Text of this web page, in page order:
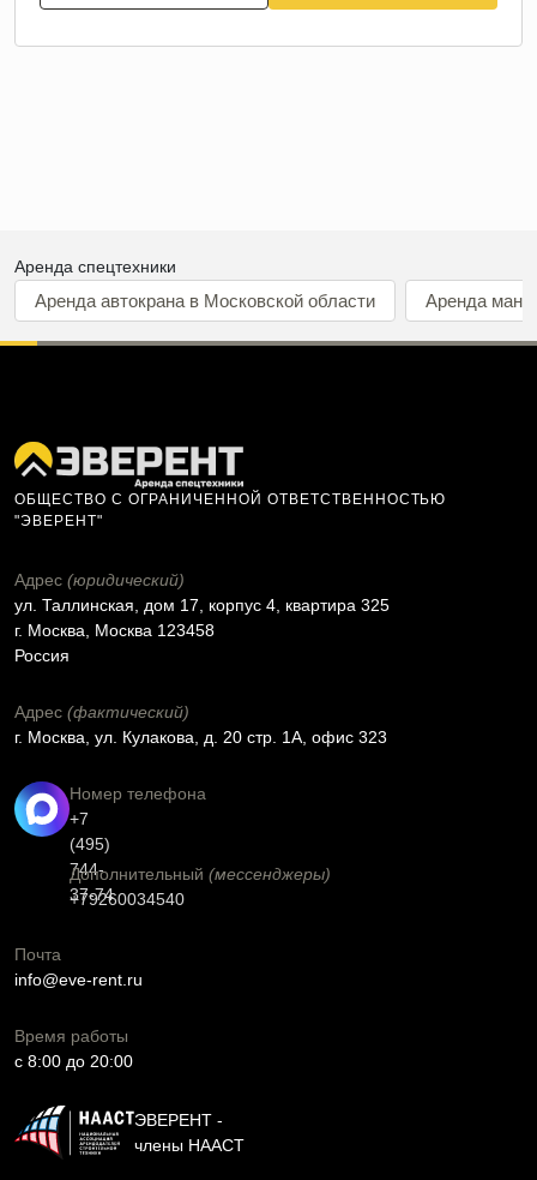
Аренда спецтехники
Аренда автокрана в Московской области Аренда
ОБЩЕСТВО С ОГРАНИЧЕННОЙ ОТВЕТСТВЕННОСТЬЮ
"ЭВЕРЕНТ"
Адрес (юридический)
ул. Таллинская, дом 17, корпус 4, квартира 325
г. Москва, Москва 123458
Россия
Адрес (фактический)
г. Москва, ул. Кулакова, д. 20 стр. 1А, офис 323
Номер телефона
+7
(495)
744-
37-74
Дополнительный (мессенджеры)
+79260034540
Почта
info@eve-rent.ru
Время работы
c 8:00 до 20:00
ЭВЕРЕНТ -
члены НААСТ